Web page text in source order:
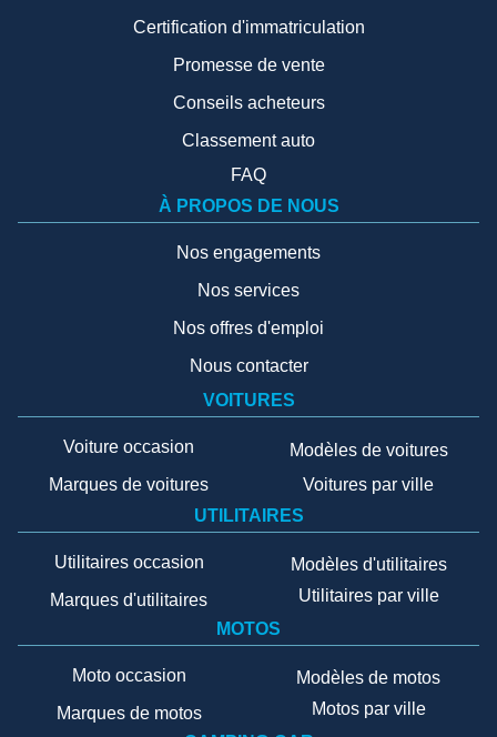
Certification d'immatriculation
Promesse de vente
Conseils acheteurs
Classement auto
FAQ
À PROPOS DE NOUS
Nos engagements
Nos services
Nos offres d'emploi
Nous contacter
VOITURES
Voiture occasion
Marques de voitures
Modèles de voitures
Voitures par ville
UTILITAIRES
Utilitaires occasion
Marques d'utilitaires
Modèles d'utilitaires
Utilitaires par ville
MOTOS
Moto occasion
Marques de motos
Modèles de motos
Motos par ville